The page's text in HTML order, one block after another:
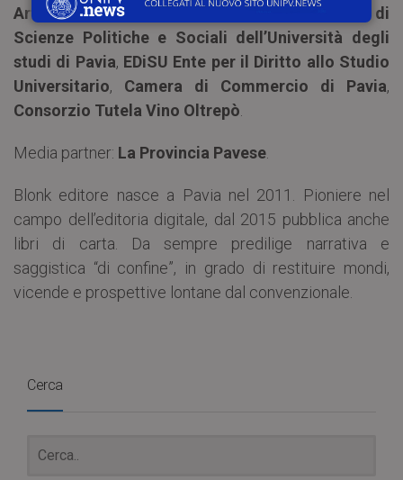
Artigiani, e con il patrocinio di: Dipartimento di
Scienze Politiche e Sociali dell’Università degli
studi di Pavia, EDiSU Ente per il Diritto allo Studio
Universitario, Camera di Commercio di Pavia,
Consorzio Tutela Vino Oltrepò
Media partner: La Provincia Pavese
Blonk editore nasce a Pavia nel 2011. Pioniere nel
campo dell’editoria digitale, dal 2015 pubblica anche
libri di carta. Da sempre predilige narrativa e
saggistica “di confine”, in grado di restituire mondi,
vicende e prospettive lontane dal convenzionale.
Cerca